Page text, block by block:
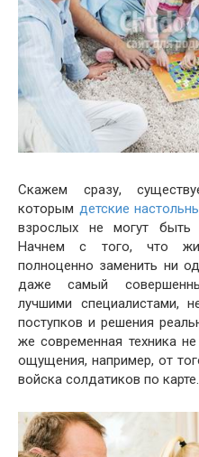
Скажем сразу,
которым детские
взрослых не могут быть
Начнем с того, что
полноценно заменить ни
даже самый
лучшими специалистами,
поступков и решения
же современная техника
ощущения, например, от
войска солдатиков по карте.